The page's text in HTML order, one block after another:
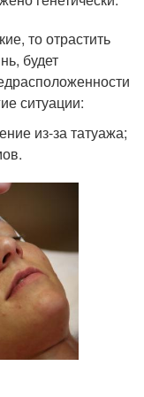
то отрастить
будет
ситуации:
из-за татуажа;